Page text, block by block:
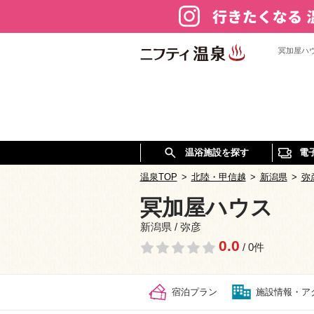
冥加屋ハ
温浴施設を探す 電
温泉TOP > 北陸・甲信越 > 新潟県 > 弥
冥加屋ハウス
新潟県 / 弥彦
0.0 / 0件
宿泊プラン 施設情報・ア